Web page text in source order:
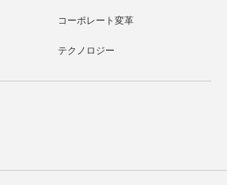
コーポレート変革
テクノロジー